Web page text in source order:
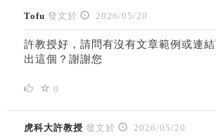
Tofu 發文於 2026/05/20
許教授好，請問有沒有文章範例或連
出這個？謝謝您
0
虎科大許教授 發文於 2026/05/20